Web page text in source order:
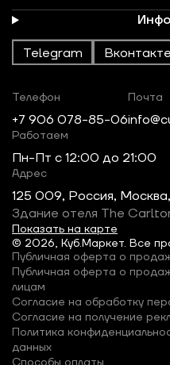
Telegram Вконтакте
© 2026, Куб.Маркет. Все
Телефон
+7 906 078-85-06
Почта
Работаем
Пн-Пт c 12:00 до 21:00
Адрес
125 009, Россия,
Здание отеля The
Показать на карте
Публичная оферта о
Публичная оферта о
лицам
Согласие на обработку
Согласие на получение
Политика
данных